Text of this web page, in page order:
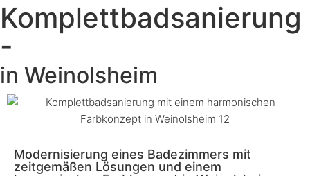
Komplettbadsanierung
-
in Weinolsheim
Modernisierung eines Badezimmers mit
zeitgemäßen Lösungen und einem